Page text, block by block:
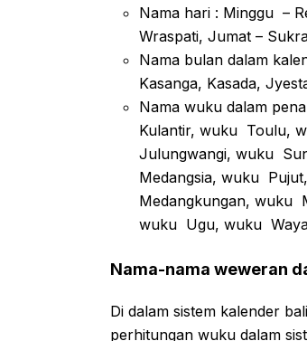
Nama hari : Minggu –
Wraspati, Jumat –
Nama bulan dalam
Kasanga, Kasada,
Nama wuku dalam
Kulantir, wuku Toulu,
Julungwangi, wuku
Medangsia, wuku
Medangkungan, wuku
wuku Ugu, wuku
Nama-nama weweran
Di dalam sistem kalender
perhitungan wuku dalam